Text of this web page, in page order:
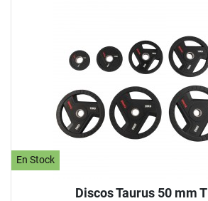
En Stock
Discos Taurus 50 mm